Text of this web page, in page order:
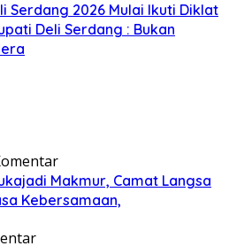
Serdang 2026 Mulai Ikuti Diklat
Deli Serdang : Bukan
Makmur, Camat Langsa
Kebersamaan,